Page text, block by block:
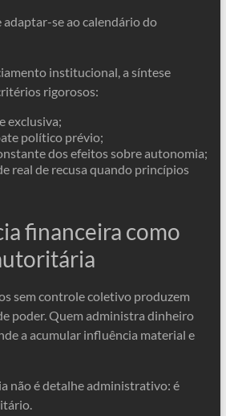
se ao calendário do
institucional, a síntese
rigorosos:
exclusiva;
político prévio;
dos efeitos sobre autonomia;
real de recusa quando princípios
financeira como
sem controle coletivo produzem
poder. Quem administra dinheiro
a acumular influência material e
não é detalhe administrativo: é